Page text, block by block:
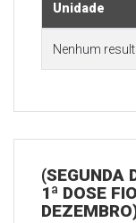
Unidade
Nenhum
(SEGUNDA
1ª DOSE